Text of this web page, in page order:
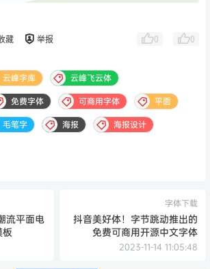
藏 举报 0 0
云峰字库
云峰飞云体
免费字体 可商用字体
平面
毛笔字 海报
海报设计
流平面电
字体下载
抖音美好体！字节跳动推出的
免费可商用开源中文字体
2023-11-14 11:05:48